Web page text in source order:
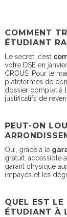
COMMENT
ÉTUDIANT
Le secret, c’est
votre DSE en
CROUS. Pour le
plateformes de
dossier complet à
justificatifs de
PEUT-ON
Oui, grâce à la
gratuit, accessible
garant physique
impayés et les
QUEL EST
ÉTUDIANT À